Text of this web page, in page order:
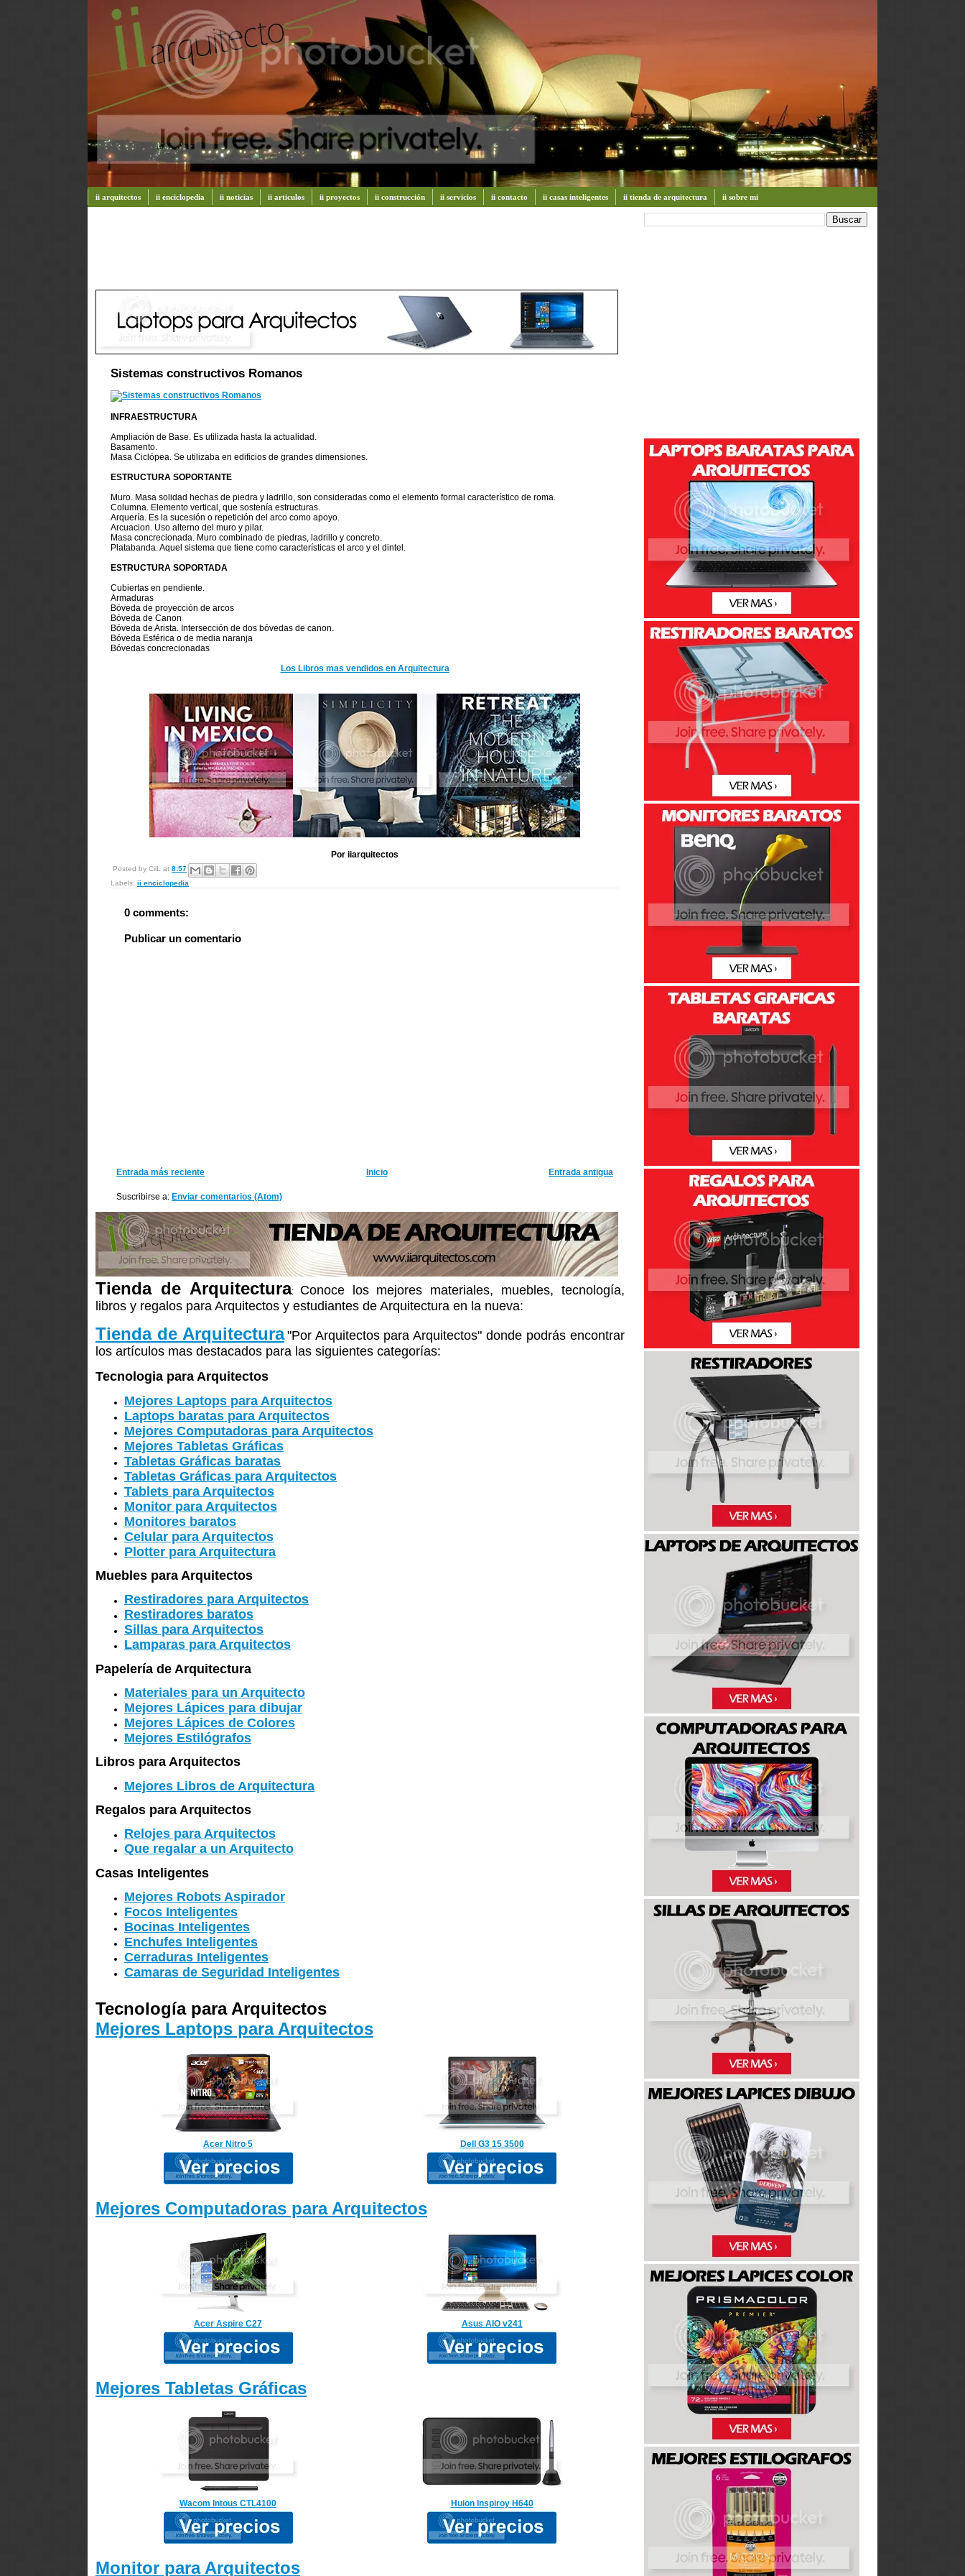
ii arquitectos ii enciclopedia ii noticias ii articulos ii proyectos ii construcción ii servicios ii contacto ii casas inteligentes ii tienda de arquitectura ii sobre mi
Sistemas constructivos Romanos
INFRAESTRUCTURA
Ampliación de Base. Es utilizada hasta la actualidad.
Basamento.
Masa Ciclópea. Se utilizaba en edificios de grandes dimensiones.
ESTRUCTURA SOPORTANTE
Muro. Masa solidad hechas de piedra y ladrillo, son consideradas como el elemento formal característico de roma.
Columna. Elemento vertical, que sostenía estructuras.
Arquería. Es la sucesión o repetición del arco como apoyo.
Arcuacion. Uso alterno del muro y pilar.
Masa concrecionada. Muro combinado de piedras, ladrillo y concreto.
Platabanda. Aquel sistema que tiene como características el arco y el dintel.
ESTRUCTURA SOPORTADA
Cubiertas en pendiente.
Armaduras
Bóveda de proyección de arcos
Bóveda de Canon
Bóveda de Arista. Intersección de dos bóvedas de canon.
Bóveda Esférica o de media naranja
Bóvedas concrecionadas
Los Libros mas vendidos en Arquitectura
Por iiarquitectos
Posted by CiiL at 8:57
Labels: ii enciclopedia
0 comments:
Publicar un comentario
Entrada más reciente Entrada antigua
Inicio
Suscribirse a: Enviar comentarios (Atom)
Tienda de Arquitectura: Conoce los mejores materiales, muebles, tecnología,
libros y regalos para Arquitectos y estudiantes de Arquitectura en la nueva:
Tienda de Arquitectura "Por Arquitectos para Arquitectos" donde podrás encontrar
los artículos mas destacados para las siguientes categorías:
Tecnologia para Arquitectos
Mejores Laptops para Arquitectos
Laptops baratas para Arquitectos
Mejores Computadoras para Arquitectos
Mejores Tabletas Gráficas
Tabletas Gráficas baratas
Tabletas Gráficas para Arquitectos
Tablets para Arquitectos
Monitor para Arquitectos
Monitores baratos
Celular para Arquitectos
Plotter para Arquitectura
Muebles para Arquitectos
Restiradores para Arquitectos
Restiradores baratos
Sillas para Arquitectos
Lamparas para Arquitectos
Papelería de Arquitectura
Materiales para un Arquitecto
Mejores Lápices para dibujar
Mejores Lápices de Colores
Mejores Estilógrafos
Libros para Arquitectos
Mejores Libros de Arquitectura
Regalos para Arquitectos
Relojes para Arquitectos
Que regalar a un Arquitecto
Casas Inteligentes
Mejores Robots Aspirador
Focos Inteligentes
Bocinas Inteligentes
Enchufes Inteligentes
Cerraduras Inteligentes
Camaras de Seguridad Inteligentes
Tecnología para Arquitectos
Mejores Laptops para Arquitectos
Acer Nitro 5 Dell G3 15 3500
Mejores Computadoras para Arquitectos
Acer Aspire C27 Asus AIO v241
Mejores Tabletas Gráficas
Wacom Intous CTL4100 Huion Inspiroy H640
Monitor para Arquitectos